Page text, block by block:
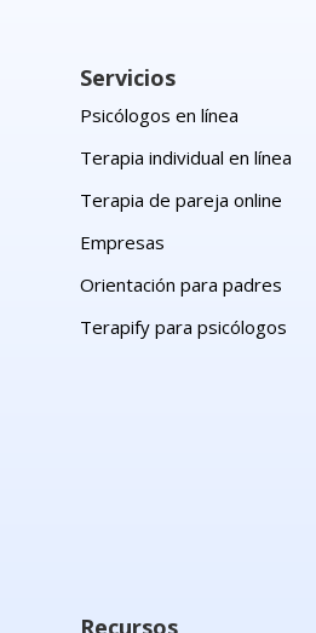
Servicios
Psicólogos en línea
Terapia individual en línea
Terapia de pareja online
Empresas
Orientación para padres
Terapify para psicólogos
Recursos